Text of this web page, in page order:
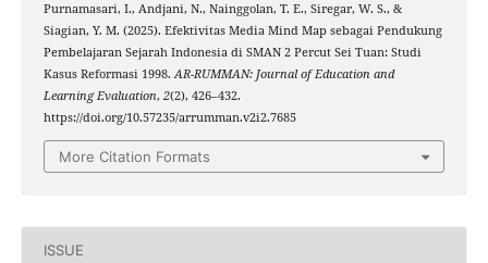
Purnamasari, I., Andjani, N., Nainggolan, T. E., Siregar, W. S., &
Siagian, Y. M. (2025). Efektivitas Media Mind Map sebagai Pendukung
Pembelajaran Sejarah Indonesia di SMAN 2 Percut Sei Tuan: Studi
Kasus Reformasi 1998.AR-RUMMAN: Journal of Education and
Learning Evaluation, 2(2), 426–432.
https://doi.org/10.57235/arrumman.v2i2.7685
More Citation Formats
ISSUE